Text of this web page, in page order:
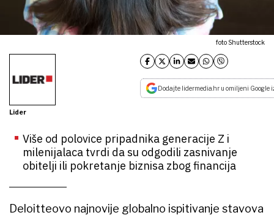
foto Shutterstock
Lider
Dodajte lidermedia.hr u omiljeni Google
Više od polovice pripadnika generacije Z i
milenijalaca tvrdi da su odgodili zasnivanje
obitelji ili pokretanje biznisa zbog financija
Deloitteovo najnovije globalno ispitivanje stavova